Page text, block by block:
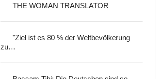
THE WOMAN TRANSLATOR
"Ziel ist es 80 % der Weltbevölkerung
zu…